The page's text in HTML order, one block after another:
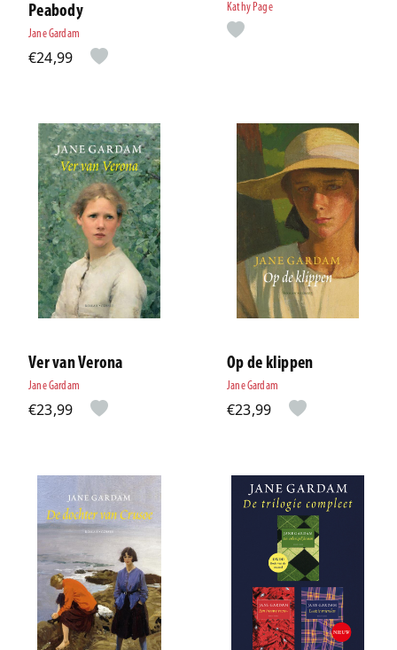
Peabody
Jane Gardam
€24,99
Kathy Page
Ver van Verona
Jane Gardam
€23,99
Op de klippen
Jane Gardam
€23,99